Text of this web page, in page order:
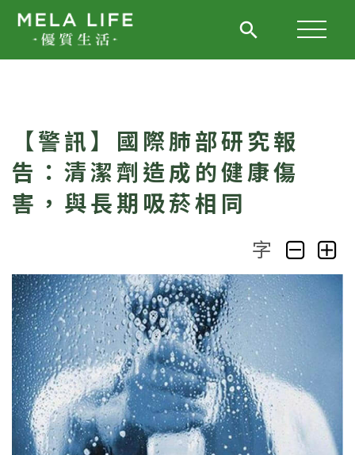
search
【警訊】國際肺部研究報
告：清潔劑造成的健康傷
害，與長期吸菸相同
字